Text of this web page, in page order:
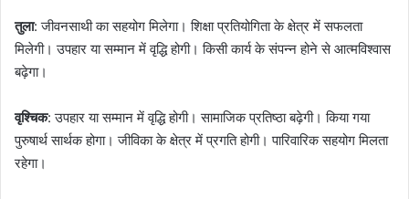
तुला: जीवनसाथी का सहयोग मिलेगा। शिक्षा प्रतियोगिता के क्षेत्र में सफलता
मिलेगी। उपहार या सम्मान में वृद्धि होगी। किसी कार्य के संपन्न होने से आत्मविश्वास
बढ़ेगा।
वृश्चिक: उपहार या सम्मान में वृद्धि होगी। सामाजिक प्रतिष्ठा बढ़ेगी। किया गया
पुरुषार्थ सार्थक होगा। जीविका के क्षेत्र में प्रगति होगी। पारिवारिक सहयोग मिलता
रहेगा।